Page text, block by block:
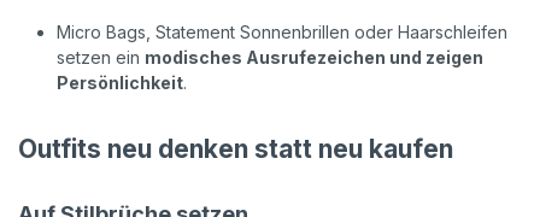
Micro Bags, Statement Sonnenbrillen oder Haarschleifen
setzen ein modisches Ausrufezeichen und zeigen
Persönlichkeit.
Outfits neu denken statt neu kaufen